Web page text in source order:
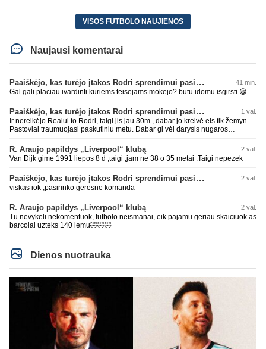
VISOS FUTBOLO NAUJIENOS
Naujausi komentarai
Paaiškėjo, kas turėjo įtakos Rodri sprendimui pasirinkti Barselonos pusę 41 min.
Gal gali placiau ivardinti kuriems teisejams mokejo? butu idomu isgirsti 😀
Paaiškėjo, kas turėjo įtakos Rodri sprendimui pasirinkti Barselonos pusę 1 val.
Ir nereikėjo Realui to Rodri, taigi jis jau 30m., dabar jo kreivė eis tik žemyn.
Pastoviai traumuojasi paskutiniu metu. Dabar gi vėl darysis nugaros
Real turi ir geresnių opcijų, Mauras viską sustatys į vietas. Jeigu jis iš tikro
būtų buvęs reikalingas, Perezas būtų ir pasiėmęs seniai. Beja ir ManCity, ne
šiaip sau paleidžia jį. Sėkmės jam Barcoje, galės su savo korešais iš
R. Araujo papildys „Liverpool“ klubą 2 val.
Van Dijk gime 1991 liepos 8 d ,taigi ,jam ne 38 o 35 metai .Taigi nepezek
Paaiškėjo, kas turėjo įtakos Rodri sprendimui pasirinkti Barselonos pusę 2 val.
viskas iok ,pasirinko geresne komanda
R. Araujo papildys „Liverpool“ klubą 2 val.
Tu nevykeli nekomentuok, futbolo neismanai, eik pajamu geriau skaiciuok as
barcolai uzteks 140 lemu🤣🤣🤣
Dienos nuotrauka